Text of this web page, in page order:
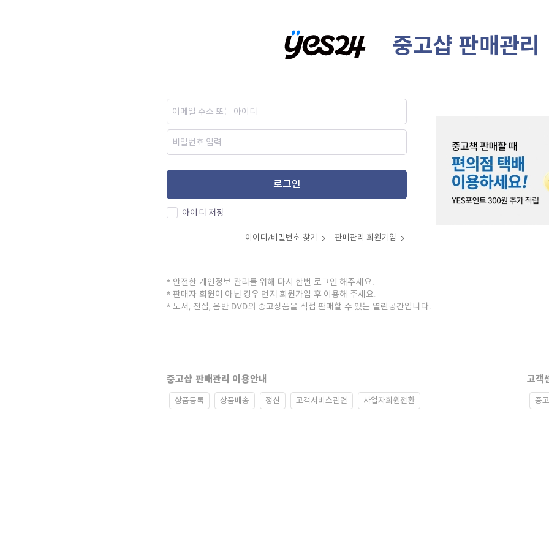
중고샵 판매관리
로그인
아이디 저장
아이디/비밀번호 찾기 판매관리 회원가입
안전한 개인정보 관리를 위해 다시 한번 로그인 해주세요.
판매자 회원이 아닌 경우 먼저 회원가입 후 이용해 주세요.
도서, 전집, 음반 DVD의 중고상품을 직접 판매할 수 있는 열린공간입니다.
중고샵 판매관리 이용안내
상품등록 상품배송 정산 고객서비스관련 사업자회원전환
고객
중